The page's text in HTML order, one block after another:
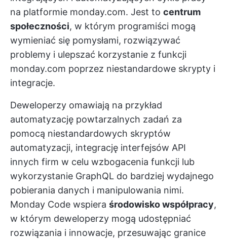
na platformie monday.com. Jest to centrum
społeczności, w którym programiści mogą
wymieniać się pomysłami, rozwiązywać
problemy i ulepszać korzystanie z funkcji
monday.com poprzez niestandardowe skrypty i
integracje.
Deweloperzy omawiają na przykład
automatyzację powtarzalnych zadań za
pomocą niestandardowych skryptów
automatyzacji, integrację interfejsów API
innych firm w celu wzbogacenia funkcji lub
wykorzystanie GraphQL do bardziej wydajnego
pobierania danych i manipulowania nimi.
Monday Code wspiera środowisko współpracy,
w którym deweloperzy mogą udostępniać
rozwiązania i innowacje, przesuwając granice